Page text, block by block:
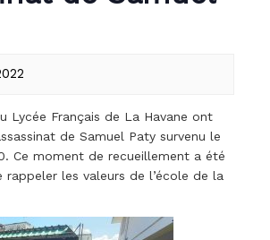
Lycée Français de La Havane ont
de Samuel Paty survenu le
Ce moment de recueillement a été
rappeler les valeurs de l’école de la